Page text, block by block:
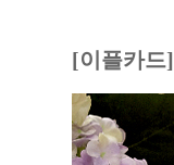
[이플카드]